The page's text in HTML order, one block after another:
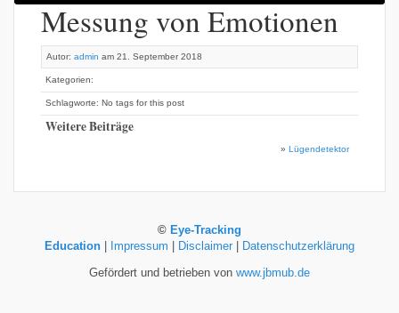
Messung von Emotionen
Autor: admin am 21. September 2018
Kategorien:
Schlagworte: No tags for this post
Weitere Beiträge
» Lügendetektor
© Eye-Tracking
Education
Impressum Disclaimer Datenschutzerklärung
Gefördert und betrieben von www.jbmub.de